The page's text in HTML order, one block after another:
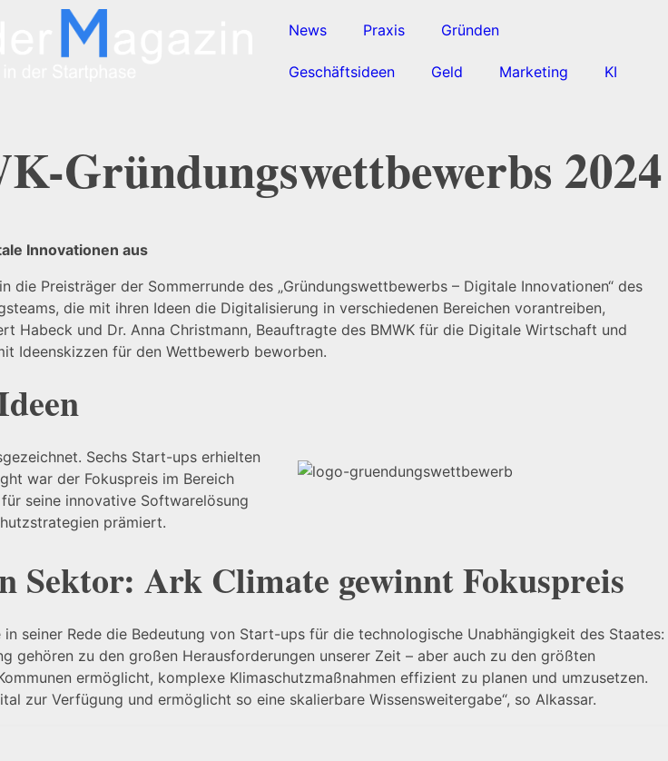
News Praxis Gründen
Geschäftsideen Geld Marketing KI
Gründungswettbewerbs 2024
Innovationen aus
Preisträger der Sommerrunde des „Gründungswettbewerbs – Digitale Innovationen“ des
die mit ihren Ideen die Digitalisierung in verschiedenen Bereichen vorantreiben,
Habeck und Dr. Anna Christmann, Beauftragte des BMWK für die Digitale Wirtschaft und
Ideenskizzen für den Wettbewerb beworben.
Sechs Start-ups erhielten
war der Fokuspreis im Bereich
für seine innovative Softwarelösung
prämiert.
Sektor: Ark Climate gewinnt Fokuspreis
seiner Rede die Bedeutung von Start-ups für die technologische Unabhängigkeit des Staates:
gehören zu den großen Herausforderungen unserer Zeit – aber auch zu den größten
ermöglicht, komplexe Klimaschutzmaßnahmen effizient zu planen und umzusetzen.
zur Verfügung und ermöglicht so eine skalierbare Wissensweitergabe“, so Alkassar.